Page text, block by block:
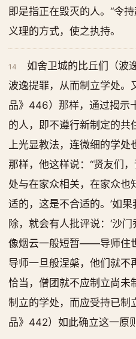
即是指正在毁灭的人。“令
义理的方式，使之执持。
14
如舍卫城的比丘们（波
波逸提罪，从而制立学处。
品》446）那样，通过揭示
的人，即不遵行新制定的共
上光显教法，连微细的学处
那样，他这样说：“贤友们
处与在家众相关，在家众也
适的，这是不合适的。’如
除，就会有人批评说：‘沙
像烟云一般短暂——导师住
导师一旦般涅槃，他们就不
恰当，僧团就不应制立尚未
制立的学处，而应受持已制
品》442）如此确立这一原